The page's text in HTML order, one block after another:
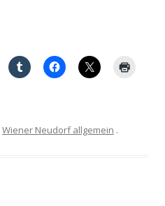
Wiener Neudorf allgemein .